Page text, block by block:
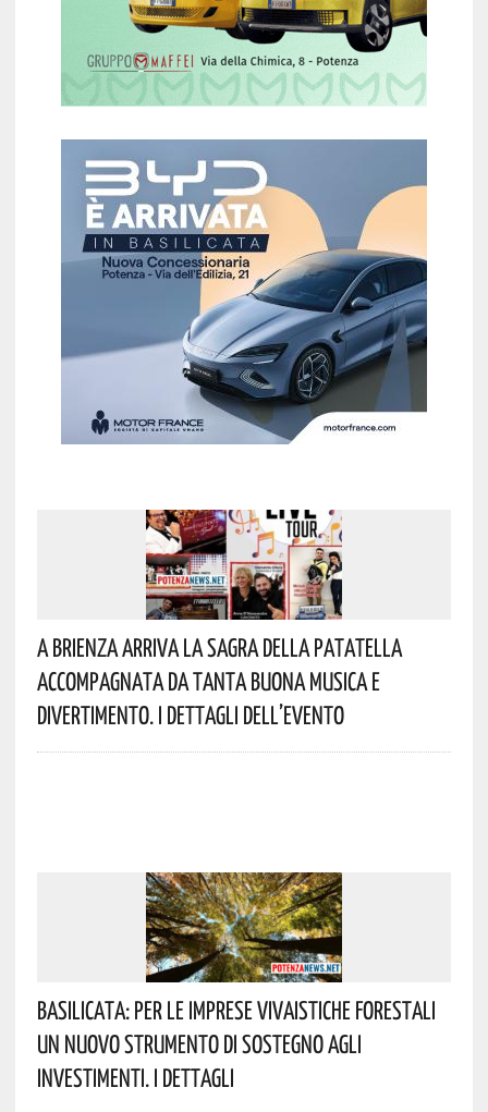
A Brienza Arriva La Sagra Della Patatella
Accompagnata Da Tanta Buona Musica E
Divertimento. I Dettagli Dell’evento
Basilicata: Per Le Imprese Vivaistiche Forestali
Un Nuovo Strumento Di Sostegno Agli
Investimenti. I Dettagli